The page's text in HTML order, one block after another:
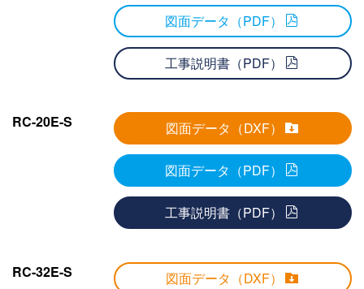
図面データ（PDF）
工事説明書（PDF）
RC-20E-S 図面データ（DXF）
図面データ（PDF）
工事説明書（PDF）
RC-32E-S 図面データ（DXF）